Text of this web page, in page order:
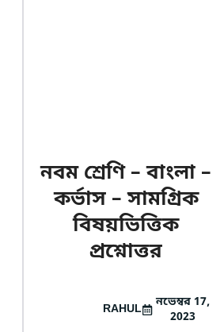
নবম শ্রেণি – বাংলা –
কর্ভাস – সামগ্রিক
বিষয়ভিত্তিক
প্রশ্নোত্তর
RAHUL
নভেম্বর 17,
2023